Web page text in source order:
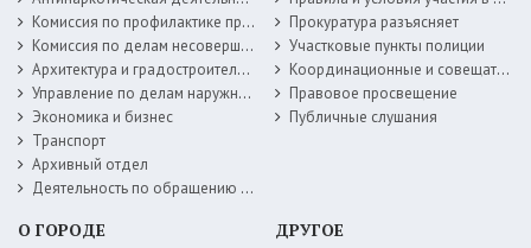
Комиссия по профилактике правонарушений
Комиссия по делам несовершеннолетних
Архитектура и градостроительство
Управление по делам наружной рекламы
Экономика и бизнес
Транспорт
Архивный отдел
Деятельность по обращению с животными без владельцев
Прокуратура разъясняет
Участковые пункты полиции
Координационные и совещательные органы
Правовое просвещение
Публичные слушания
О ГОРОДЕ ДРУГОЕ